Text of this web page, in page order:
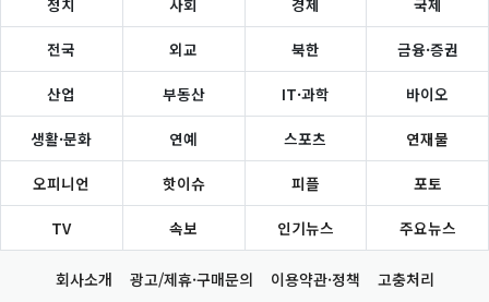
정치 사회 경제 국제
전국 외교 북한 금융·증권
산업 부동산 IT·과학 바이오
생활·문화 연예 스포츠 연재물
오피니언 핫이슈 피플 포토
TV 속보 인기뉴스 주요뉴스
회사소개 광고/제휴·구매문의 이용약관·정책 고충처리